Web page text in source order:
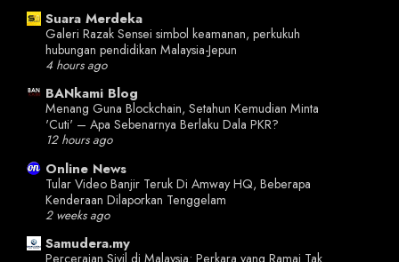
Suara Merdeka
Galeri Razak Sensei simbol keamanan, perkukuh
hubungan pendidikan Malaysia-Jepun
4 hours ago
BANkami Blog
Menang Guna Blockchain, Setahun Kemudian Minta
'Cuti' – Apa Sebenarnya Berlaku Dala PKR?
12 hours ago
Online News
Tular Video Banjir Teruk Di Amway HQ, Beberapa
Kenderaan Dilaporkan Tenggelam
2 weeks ago
Samudera.my